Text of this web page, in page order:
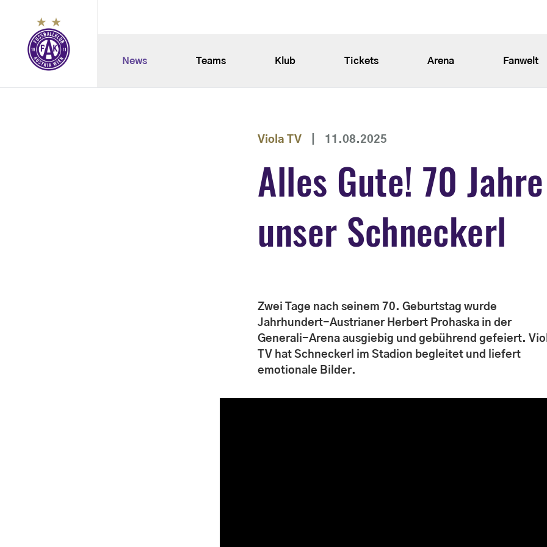
News Teams Klub Tickets Arena Fanwelt
Viola TV 11.08.2025
Alles Gute! 70 Jahre
unser Schneckerl
Zwei Tage nach seinem 70. Geburtstag wurde
Jahrhundert-Austrianer Herbert Prohaska in der
Generali-Arena ausgiebig und gebührend gefeiert.
TV hat Schneckerl im Stadion begleitet und liefert
emotionale Bilder.